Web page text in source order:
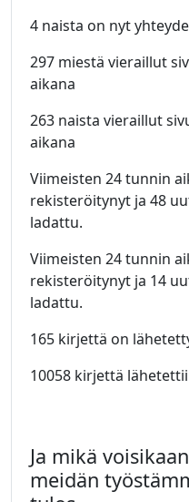
4 naista on nyt
297 miestä vieraillut
aikana
263 naista vieraillut
aikana
Viimeisten 24 tunnin
rekisteröitynyt ja 48
ladattu.
Viimeisten 24 tunnin
rekisteröitynyt ja 14
ladattu.
165 kirjettä on
10058 kirjettä
Ja mikä
meidän